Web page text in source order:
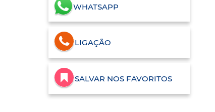
WHATSAPP
LIGAÇÃO
SALVAR NOS FAVORITOS